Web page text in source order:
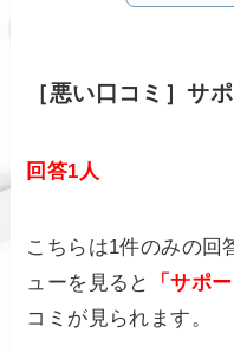
［悪い口コミ］サ
回答1人
こちらは1件のみの回
ューを見ると
「サポ
コミが見られます。